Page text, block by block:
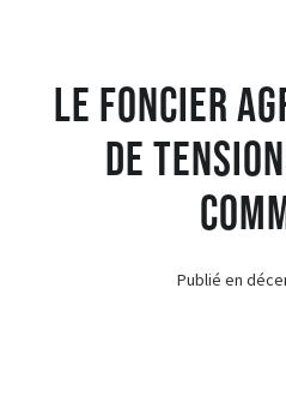
Le foncier
de
Publié en